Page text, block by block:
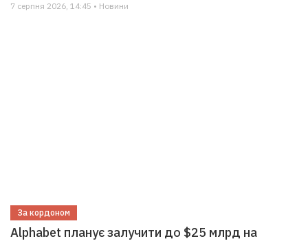
7 серпня 2026, 14:45 • Новини
За кордоном
Alphabet планує залучити до $25 млрд на